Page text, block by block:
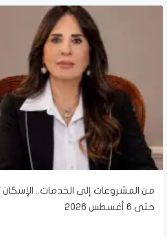
حتى 6 أغسطس 2026